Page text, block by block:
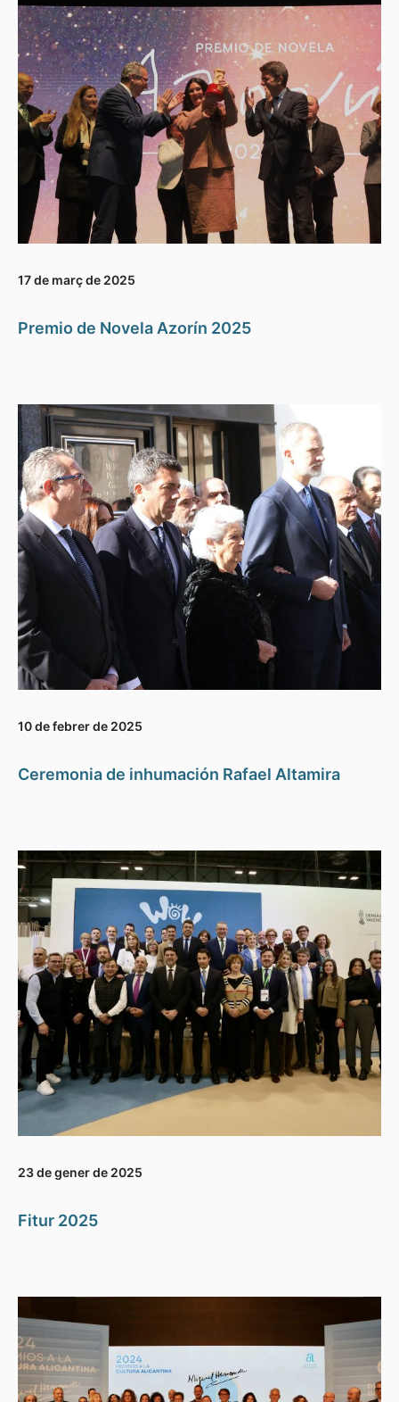
17 de març de 2025
Premio de Novela Azorín 2025
10 de febrer de 2025
Ceremonia de inhumación Rafael Altamira
23 de gener de 2025
Fitur 2025